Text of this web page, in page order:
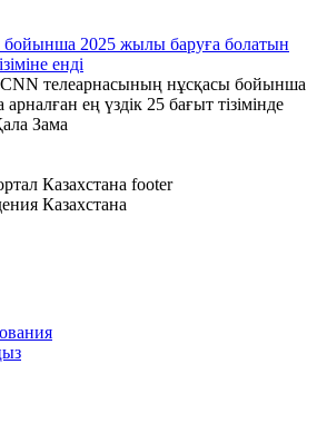
2025 жылы баруға болатын
енді
телеарнасының нұсқасы бойынша
ең үздік 25 бағыт тізімінде
Зама
Казахстана